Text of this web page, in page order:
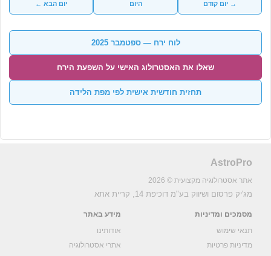
→ יום קודם היום יום הבא ←
לוח ירח — ספטמבר 2025
שאלו את האסטרולוג האישי על השפעת הירח
תחזית חודשית אישית לפי מפת הלידה
AstroPro
אתר אסטרולוגיה מקצועית © 2026
מג'יק פרסום ושיווק בע"מ דוכיפת 14, קריית אתא
מסמכים ומדיניות
תנאי שימוש
מדיניות פרטיות
מידע באתר
אודותינו
אתרי אסטרולוגיה